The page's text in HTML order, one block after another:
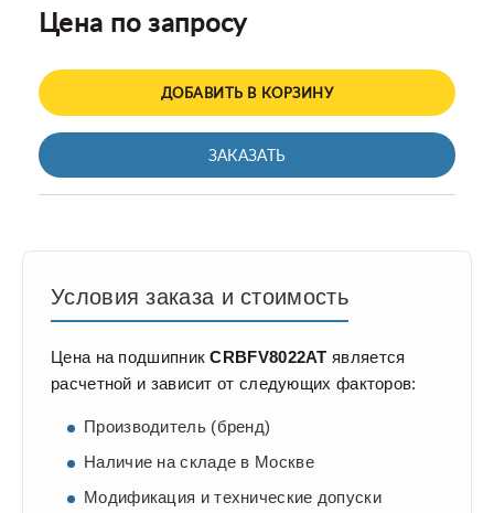
Цена по запросу
ДОБАВИТЬ В КОРЗИНУ
ЗАКАЗАТЬ
Условия заказа и стоимость
Цена на подшипникCRBFV8022AT является
расчетной и зависит от следующих факторов:
Производитель (бренд)
Наличие на складе в Москве
Модификация и технические допуски